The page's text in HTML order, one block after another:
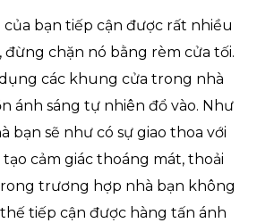
bạn tiếp cận được rất nhiều
đừng chặn nó bằng rèm cửa tối.
các khung cửa trong nhà
ánh sáng tự nhiên đổ vào. Như
bạn sẽ như có sự giao thoa với
cảm giác thoáng mát, thoải
trương hợp nhà bạn không
tiếp cận được hàng tấn ánh